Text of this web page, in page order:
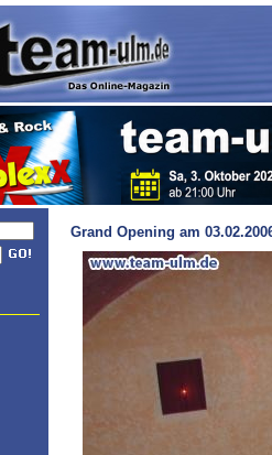
Grand Opening am